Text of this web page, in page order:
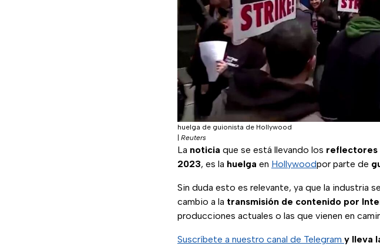
huelga de guionista de Hollywood
Reuters
La noticia que se está llevando los reflectores
2023, es la huelga en Hollywoodpor parte de
Sin duda esto es relevante, ya que la industria
cambio a la transmisión de contenido por
producciones actuales o las que vienen en
Suscríbete a nuestro canal de Telegram y lleva